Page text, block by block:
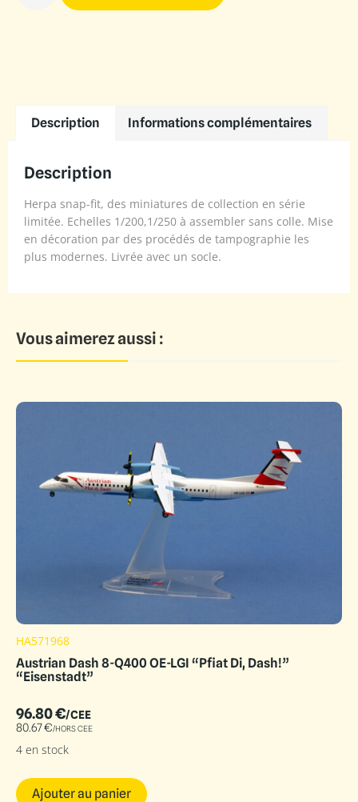
Description Informations complémentaires
Description
Herpa snap-fit, des miniatures de collection en série
limitée. Echelles 1/200,1/250 à assembler sans colle. Mise
en décoration par des procédés de tampographie les
plus modernes. Livrée avec un socle.
Vous aimerez aussi :
HA571968
Austrian Dash 8-Q400 OE-LGI “Pfiat Di, Dash!”
“Eisenstadt”
96.80€/CEE
80.67€/HORS CEE
4 en stock
Ajouter au panier